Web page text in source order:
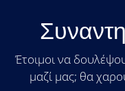
Έτοιμοι να
μαζί μας; θα